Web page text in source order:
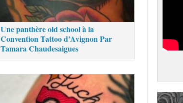
Une panthère old school à la
Convention Tattoo d’Avignon Par
Tamara Chaudesaigues